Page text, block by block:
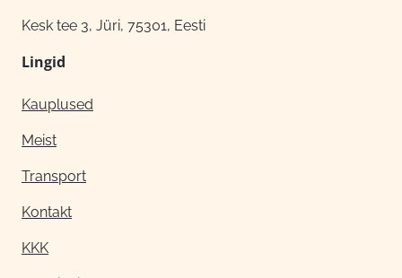
Kesk tee 3, Jüri, 75301, Eesti
Lingid
Kauplused
Meist
Transport
Kontakt
KKK